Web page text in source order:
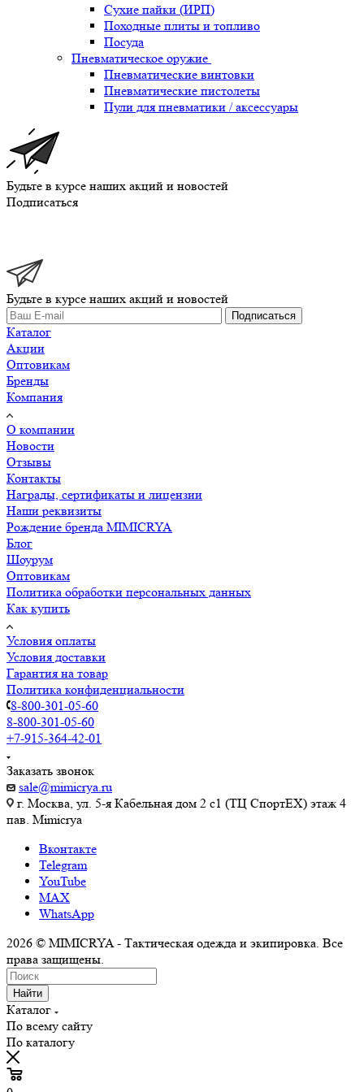
Сухие пайки (ИРП)
Походные плиты и топливо
Посуда
Пневматическое оружие
Пневматические винтовки
Пневматические пистолеты
Пули для пневматики / аксессуары
Будьте в курсе наших акций и новостей
Подписаться
Будьте в курсе наших акций и новостей
Подписаться
Каталог
Акции
Оптовикам
Бренды
Компания
О компании
Новости
Отзывы
Контакты
Награды, сертификаты и лицензии
Наши реквизиты
Рождение бренда MIMICRYA
Блог
Шоурум
Оптовикам
Политика обработки персональных данных
Как купить
Условия оплаты
Условия доставки
Гарантия на товар
Политика конфиденциальности
8-800-301-05-60
8-800-301-05-60
+7-915-364-42-01
Заказать звонок
sale@mimicrya.ru
г. Москва, ул. 5-я Кабельная дом 2 с1 (ТЦ СпортEX) этаж 4
пав. Mimicrya
Вконтакте
Telegram
YouTube
MAX
WhatsApp
2026 © MIMICRYA - Тактическая одежда и экипировка. Все
права защищены.
Найти
Каталог
По всему сайту
По каталогу